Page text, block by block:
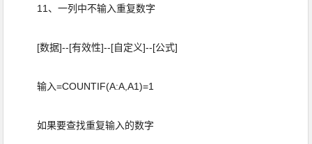
11、一列中不输入重复数字
[数据]--[有效性]--[自定义]--[公式]
输入=COUNTIF(A:A,A1)=1
如果要查找重复输入的数字